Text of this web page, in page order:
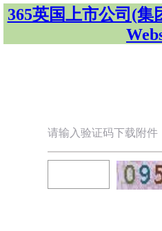
365英国上市公司(
请输入验证码下载附件